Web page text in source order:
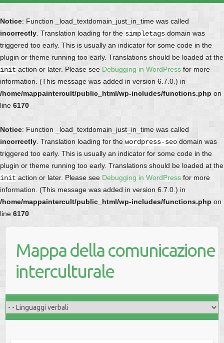
Notice: Function _load_textdomain_just_in_time was called
incorrectly . Translation loading for the simpletags domain was
triggered too early. This is usually an indicator for some code in the
plugin or theme running too early. Translations should be loaded at the
init action or later. Please see Debugging in WordPress for more
information. (This message was added in version 6.7.0.) in
/home/mappaintercult/public_html/wp-includes/functions.php on
line 6170
Notice: Function _load_textdomain_just_in_time was called
incorrectly . Translation loading for the wordpress-seo domain was
triggered too early. This is usually an indicator for some code in the
plugin or theme running too early. Translations should be loaded at the
init action or later. Please see Debugging in WordPress for more
information. (This message was added in version 6.7.0.) in
/home/mappaintercult/public_html/wp-includes/functions.php on
line 6170
Mappa della comunicazione
interculturale